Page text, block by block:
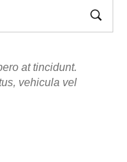
at tincidunt.
vehicula vel